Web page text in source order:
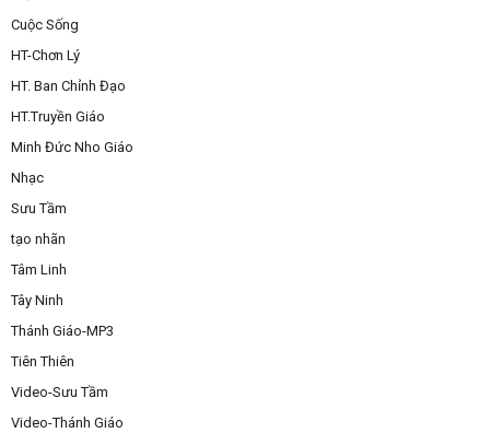
Cuộc Sống
HT-Chơn Lý
HT. Ban Chỉnh Đạo
HT.Truyền Giáo
Minh Đức Nho Giáo
Nhạc
Sưu Tầm
tạo nhãn
Tâm Linh
Tây Ninh
Thánh Giáo-MP3
Tiên Thiên
Video-Sưu Tầm
Video-Thánh Giáo